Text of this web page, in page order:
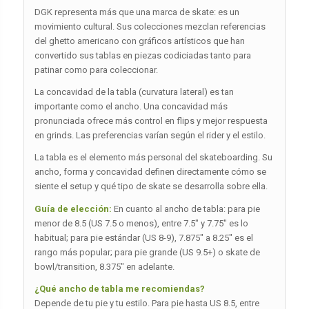
DGK representa más que una marca de skate: es un
movimiento cultural. Sus colecciones mezclan referencias
del ghetto americano con gráficos artísticos que han
convertido sus tablas en piezas codiciadas tanto para
patinar como para coleccionar.
La concavidad de la tabla (curvatura lateral) es tan
importante como el ancho. Una concavidad más
pronunciada ofrece más control en flips y mejor respuesta
en grinds. Las preferencias varían según el rider y el estilo.
La tabla es el elemento más personal del skateboarding. Su
ancho, forma y concavidad definen directamente cómo se
siente el setup y qué tipo de skate se desarrolla sobre ella.
Guía de elección: En cuanto al ancho de tabla: para pie
menor de 8.5 (US 7.5 o menos), entre 7.5″ y 7.75″ es lo
habitual; para pie estándar (US 8-9), 7.875″ a 8.25″ es el
rango más popular; para pie grande (US 9.5+) o skate de
bowl/transition, 8.375″ en adelante.
¿Qué ancho de tabla me recomiendas?
Depende de tu pie y tu estilo. Para pie hasta US 8.5, entre